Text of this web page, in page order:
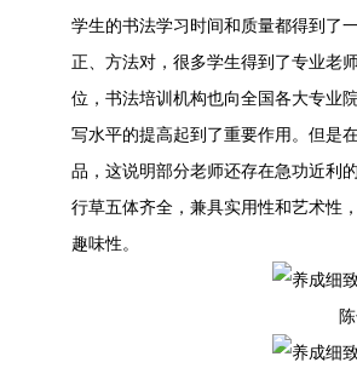
学生的书法学习时间和质量都得到了
正、方法对，很多学生得到了专业老
位，书法培训机构也向全国各大专业
写水平的提高起到了重要作用。但是
品，这说明部分老师还存在急功近利
行草五体齐全，兼具实用性和艺术性
趣味性。
陈子